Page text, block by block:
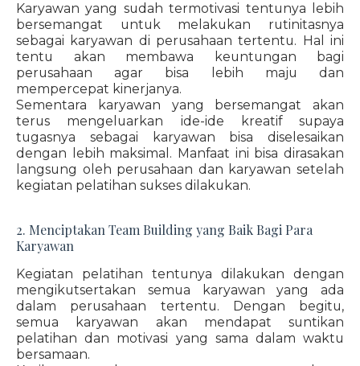
Karyawan yang sudah termotivasi tentunya lebih
bersemangat untuk melakukan rutinitasnya
sebagai karyawan di perusahaan tertentu. Hal ini
tentu akan membawa keuntungan bagi
perusahaan agar bisa lebih maju dan
mempercepat kinerjanya.
Sementara karyawan yang bersemangat akan
terus mengeluarkan ide-ide kreatif supaya
tugasnya sebagai karyawan bisa diselesaikan
dengan lebih maksimal. Manfaat ini bisa dirasakan
langsung oleh perusahaan dan karyawan setelah
kegiatan pelatihan sukses dilakukan.
2. Menciptakan Team Building yang Baik Bagi Para
Karyawan
Kegiatan pelatihan tentunya dilakukan dengan
mengikutsertakan semua karyawan yang ada
dalam perusahaan tertentu. Dengan begitu,
semua karyawan akan mendapat suntikan
pelatihan dan motivasi yang sama dalam waktu
bersamaan.